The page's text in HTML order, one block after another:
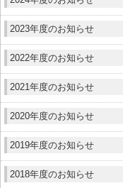
2023年度のお知らせ
2022年度のお知らせ
2021年度のお知らせ
2020年度のお知らせ
2019年度のお知らせ
2018年度のお知らせ